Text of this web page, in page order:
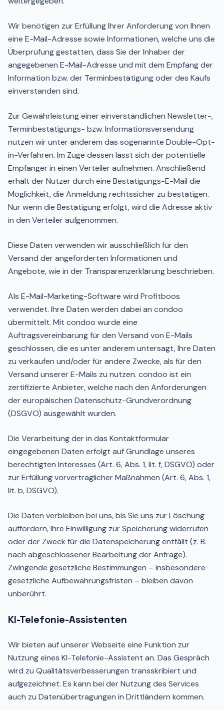
Wir benötigen zur Erfüllung Ihrer Anforderung von Ihnen
eine E-Mail-Adresse sowie Informationen, welche uns die
Überprüfung gestatten, dass Sie der Inhaber der
angegebenen E-Mail-Adresse und mit dem Empfang der
Information bzw. der Terminbestätigung oder des Kaufs
einverstanden sind.
Zur Gewährleistung einer einverständlichen Newsletter-,
Terminbestätigungs- bzw. Informationsversendung
nutzen wir unter anderem das sogenannte Double-Opt-
in-Verfahren. Im Zuge dessen lässt sich der potentielle
Empfänger in einen Verteiler aufnehmen. Anschließend
erhält der Nutzer durch eine Bestätigungs-E-Mail die
Möglichkeit, die Anmeldung rechtssicher zu bestätigen.
Nur wenn die Bestätigung erfolgt, wird die Adresse aktiv
in den Verteiler aufgenommen.
Diese Daten verwenden wir ausschließlich für den
Versand der angeforderten Informationen und
Angebote, wie in der Transparenzerklärung beschrieben.
Als E-Mail-Marketing-Software wird Profitboos
verwendet. Ihre Daten werden dabei an condoo
übermittelt. Mit condoo wurde eine
Auftragsvereinbarung für den Versand von E-Mails
geschlossen, die es unter anderem untersagt, Ihre Daten
zu verkaufen und/oder für andere Zwecke, als für den
Versand unserer E-Mails zu nutzen. condoo ist ein
zertifizierte Anbieter, welche nach den Anforderungen
der europäischen Datenschutz-Grundverordnung
(DSGVO) ausgewählt wurden.
Die Verarbeitung der in das Kontaktformular
eingegebenen Daten erfolgt auf Grundlage unseres
berechtigten Interesses (Art. 6, Abs. 1, lit. f, DSGVO) oder
zur Erfüllung vorvertraglicher Maßnahmen (Art. 6, Abs. 1,
lit. b, DSGVO).
Die Daten verbleiben bei uns, bis Sie uns zur Löschung
auffordern, Ihre Einwilligung zur Speicherung widerrufen
oder der Zweck für die Datenspeicherung entfällt (z. B.
nach abgeschlossener Bearbeitung der Anfrage).
Zwingende gesetzliche Bestimmungen – insbesondere
gesetzliche Aufbewahrungsfristen – bleiben davon
unberührt.
KI-Telefonie-Assistenten
Wir bieten auf unserer Webseite eine Funktion zur
Nutzung eines KI-Telefonie-Assistent an. Das Gespräch
wird zu Qualitätsverbesserungen transskribiert und
aufgezeichnet. Es kann bei der Nutzung des Services
auch zu Datenübertragungen in Drittländern kommen.